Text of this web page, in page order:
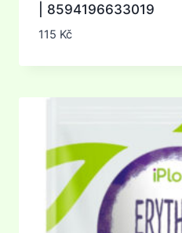
| 8594196633019
115 Kč